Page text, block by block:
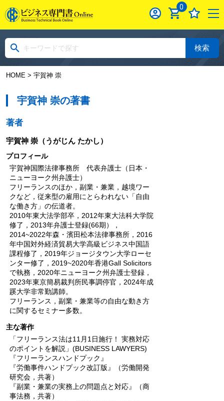
0
検索
HOME> 宇賀神 崇
宇賀神 崇の著書
著者
宇賀神 崇（うがじん たかし）
プロフィール
宇賀神国際法律事務所 代表弁護士（日本・
ニューヨーク州弁護士）
フリーランスのほか，副業・兼業，越境ワー
クなど，従来型の雇用にとらわれない「自由
な働き方」の伝道者。
2010年東大法学部卒，2012年東大法科大学院
修了，2013年弁護士登録(66期），
2014~2022年森・濱田松本法律事務所，2016
年中国対外経済貿易大学高級ビジネス中国語
課程修了，2019年ジョージタウン大学ローセ
ンター修了，2019~2020年香港Gall Solicitors
で執務，2020年ニューヨーク州弁護士登録，
2023年東京簡易裁判所民事調停官，2024年成
蹊大学非常勤講師。
フリーランス，副業・兼業等の自由な動き方
に関するセミナー多数。
主な著作
「フリーランス法は11月1日施行！ 実務対応
のポイントを解説」(BUSINESS LAWYERS)
『フリーランスハンドプック』
『労働事件ハンドプック改訂版』（労働開発
研究会，共著）
『副業・兼業の実務上の問題点と対応』（商
事法務，共著）